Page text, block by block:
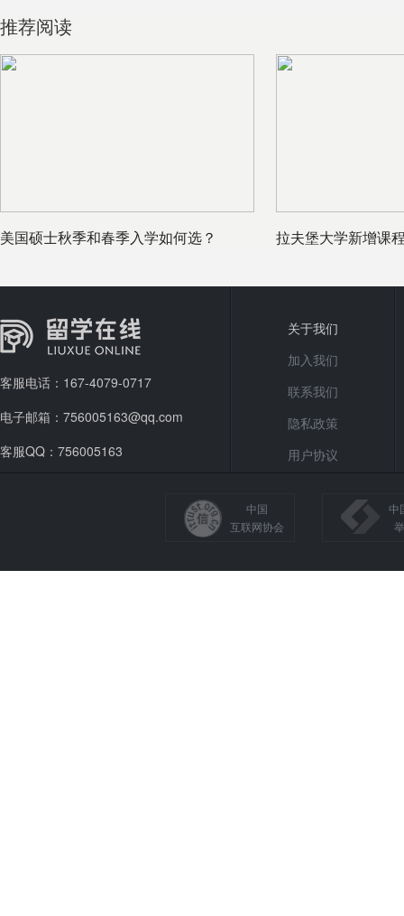
推荐阅读
美国硕士秋季和春季入学如何选？
拉夫堡大学新增课
客服电话：167-4079-0717
电子邮箱：756005163@qq.com
客服QQ：756005163
关于我们
加入我们
联系我们
隐私政策
用户协议
中国
互联网协会
中